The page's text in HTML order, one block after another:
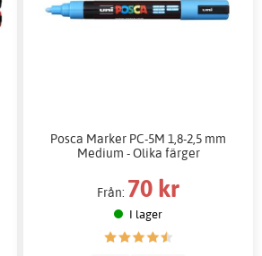
Posca Marker PC-5M 1,8-2,5 mm
Medium - Olika färger
Från: 70 kr
I lager